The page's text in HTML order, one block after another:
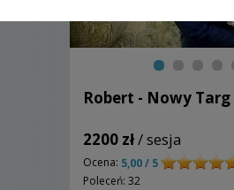
Robert - Nowy Targ
2200 zł/ sesja
Ocena: 5,00 / 5
Poleceń: 32